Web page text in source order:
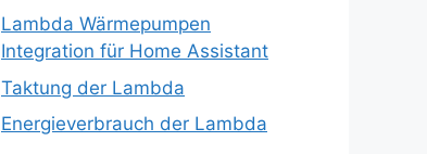
Lambda Wärmepumpen
Integration für Home Assistant
Taktung der Lambda
Energieverbrauch der Lambda